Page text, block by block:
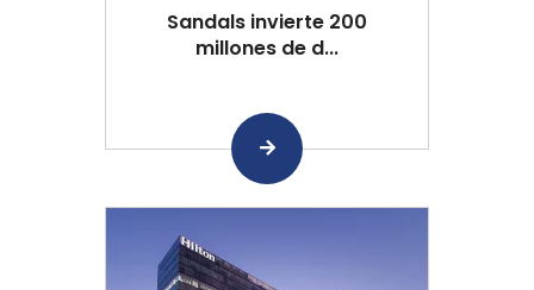
Sandals invierte 200
millones de d...